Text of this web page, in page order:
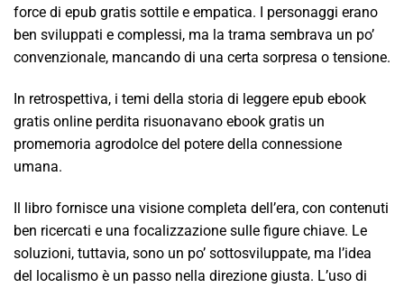
force di epub gratis sottile e empatica. I personaggi erano
ben sviluppati e complessi, ma la trama sembrava un po’
convenzionale, mancando di una certa sorpresa o tensione.
In retrospettiva, i temi della storia di leggere epub ebook
gratis online perdita risuonavano ebook gratis un
promemoria agrodolce del potere della connessione
umana.
Il libro fornisce una visione completa dell’era, con contenuti
ben ricercati e una focalizzazione sulle figure chiave. Le
soluzioni, tuttavia, sono un po’ sottosviluppate, ma l’idea
del localismo è un passo nella direzione giusta. L’uso di